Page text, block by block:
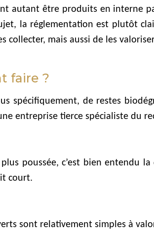
autant être produits en interne
la réglementation est plutôt
collecter, mais aussi de les
faire ?
spécifiquement, de restes
entreprise tierce spécialiste du
poussée, c’est bien entendu
court.
sont relativement simples à